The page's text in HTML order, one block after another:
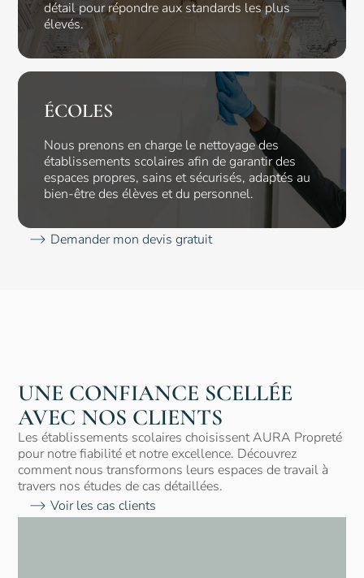
détail pour répondre aux standards les plus
élevés.
ÉCOLES
Nous prenons en charge le nettoyage des
établissements scolaires afin de garantir des
espaces propres, sains et sécurisés, adaptés au
bien-être des élèves et du personnel.
Demander mon devis gratuit
UNE CONFIANCE SCELLÉE
AVEC NOS CLIENTS
Les établissements scolaires choisissent AURA Propreté
pour notre fiabilité et notre excellence. Découvrez
comment nous transformons leurs espaces de travail à
travers nos études de cas détaillées.
Voir les cas clients